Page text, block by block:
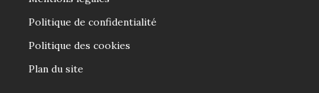
Politique de confidentialité
Politique des cookies
Plan du site